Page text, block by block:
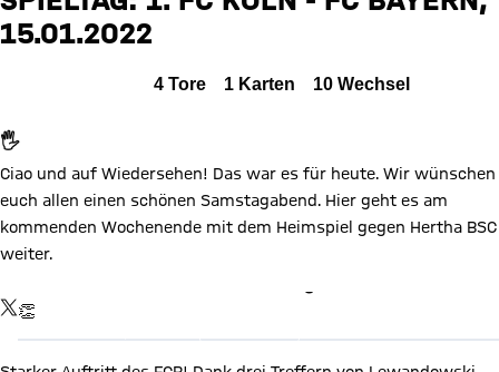
KOE
15.01.2022
4 Tore 1 Karten 10 Wechsel
🖐
Ciao und auf Wiedersehen! Das war es für heute. Wir wünschen
euch allen einen schönen Samstagabend. Hier geht es am
kommenden Wochenende mit dem Heimspiel gegen Hertha BSC
weiter.
TWITTER-BEITRAG
👏
verarbeiten. Vorher kann das soziale Netzwerk keine Daten über